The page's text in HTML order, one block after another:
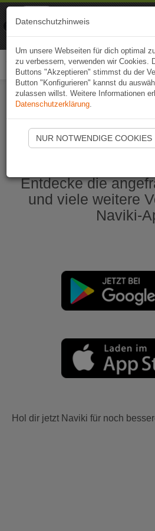
Naviki App
Entdecke die
und viele weitere
Naviki-
Hol dir jetzt Naviki für noch
Datenschutzhinweis
Um unsere Webseiten für dich optimal
zu verbessern, verwenden wir Cookies.
Buttons "Akzeptieren" stimmst du der
Button "Konfigurieren" kannst du
zulassen willst. Weitere Informationen
Datenschutzerklärung.
NUR NOTWENDIGE COOKIES
Naviki